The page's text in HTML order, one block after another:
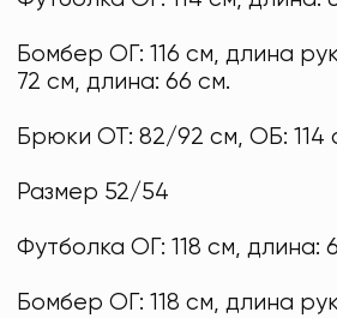
Бомбер ОГ: 116 см, длина
72 см, длина: 66 см.
Брюки ОТ: 82/92 см, ОБ: 114
Размер 52/54
Футболка ОГ: 118 см, длина:
Бомбер ОГ: 118 см, длина